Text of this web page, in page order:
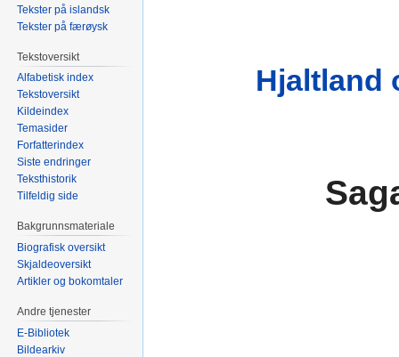
Hjaltland
Tekster på islandsk
Tekster på færøysk
Tekstoversikt
Alfabetisk index
Tekstoversikt
Kildeindex
Temasider
Forfatterindex
Siste endringer
Teksthistorik
Tilfeldig side
Bakgrunnsmateriale
Biografisk oversikt
Skjaldeoversikt
Artikler og bokomtaler
Andre tjenester
E-Bibliotek
Bildearkiv